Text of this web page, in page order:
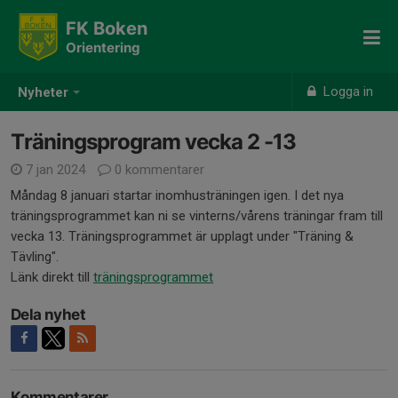
Nyheter Logga in
FK Boken
Orientering
Träningsprogram vecka 2 -13
7 jan 2024
0 kommentarer
Måndag 8 januari startar inomhusträningen igen. I det nya
träningsprogrammet kan ni se vinterns/vårens träningar fram till
vecka 13. Träningsprogrammet är upplagt under "Träning &
Tävling".
Länk direkt till träningsprogrammet
Dela nyhet